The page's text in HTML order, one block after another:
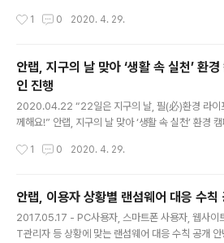
'생활 속 실천' #제로웨이스트 캠페인을 진행합니다.
아래 카드뉴스를 SNS(인스타그램, 페이스북)에 공유
캠페인에 참여해주세요. (자세한 내용은 두 번째 이
참고!) 캠페인 종료 후 추첨을 통해 응원 물품을 보내
다. 작은 행동이 큰 변화를 만듭니다,
BigChange
1 0 2020. 4. 29.
안랩, 지구의 날 맞아 ‘생활 속 실천’ 환경
인 진행
2020.04.22 “22일은 지구의 날, 필(必)환경 라이
께해요!” 안랩, 지구의 날 맞아 ‘생활 속 실천’ 환경 캠
위한 생활 속 실천 사례의 공유 및 참여 유도 안랩(대
‘생활 속 실천’ 환경 캠페인을 시작한다고 밝혔다. 안
‘생활 속 실천’ 환경 캠페인은 일상생활 속에서 쉽게
가능한 환경 보호 관련 사례를 공유하고, 동참을 유도
위한 캠페인이다. 이를 위해 안랩은 그간 캠페인 효과
1 0 2020. 4. 29.
안랩, 이용자 상황별 랜섬웨어 대응 수칙
2017.05.17 - PC사용자, 스마트폰 사용자, 웹사이
T관리자 등 상황에 맞는 랜섬웨어 대응 수칙 공개 안